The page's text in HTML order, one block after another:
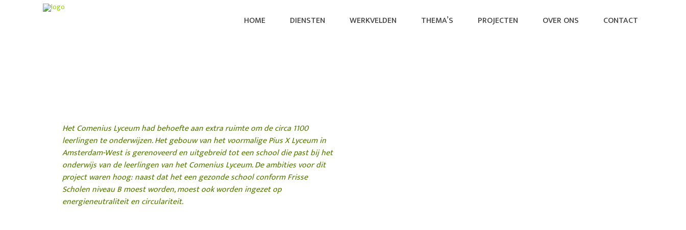
HOME DIENSTEN WERKVELDEN THEMA’S PROJECTEN OVER ONS CONTACT
COMENIUS LYCEUM
Het Comenius Lyceum had behoefte aan extra ruimte om de circa 1100
leerlingen te onderwijzen. Het gebouw van het voormalige Pius X Lyceum in
Amsterdam-West is gerenoveerd en uitgebreid tot een school die past bij het
onderwijs van de leerlingen van het Comenius Lyceum. De ambities voor dit
project waren hoog: naast dat het een gezonde school conform Frisse
Scholen niveau B moest worden, moest ook worden ingezet op
energieneutraliteit en circulariteit.